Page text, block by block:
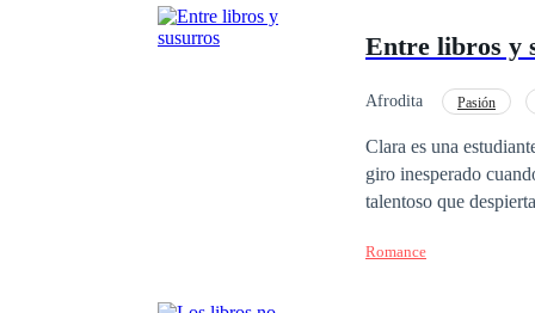
Entre libros y
Afrodita Pasión
Clara es una
giro inesperado
talentoso que
Romance